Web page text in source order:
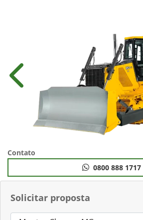
Solicitar proposta
Anterior
Contato
0800 888 1717